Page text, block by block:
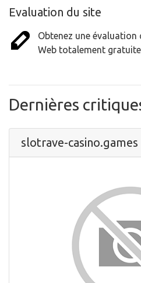
Evaluation du site
Obtenez une
Web totalement
Dernières
slotrave-casino.games